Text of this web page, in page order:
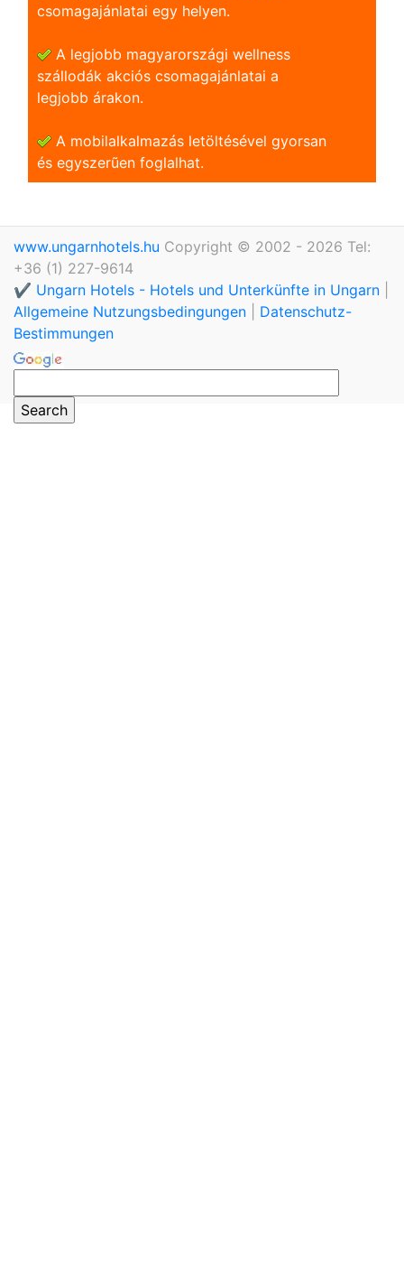
csomagajánlatai egy helyen.
A legjobb magyarországi wellness
szállodák akciós csomagajánlatai a
legjobb árakon.
A mobilalkalmazás letöltésével gyorsan
és egyszerũen foglalhat.
www.ungarnhotels.hu Copyright © 2002 - 2026 Tel:
+36 (1) 227-9614
✔️ Ungarn Hotels - Hotels und Unterkünfte in Ungarn
Allgemeine Nutzungsbedingungen
Datenschutz-
Bestimmungen